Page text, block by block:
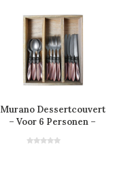
Murano Dessertcouvert
– Voor 6 Personen –